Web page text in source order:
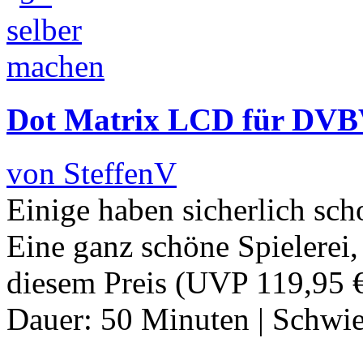
Dot Matrix LCD für
von SteffenV
Einige haben sicherlich
Eine ganz schöne
diesem Preis (UVP 119,95
Dauer: 50 Minuten |